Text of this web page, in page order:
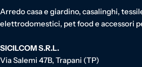
Arredo casa e giardino, casalinghi,
elettrodomestici, pet food e accessori
SICILCOM S.R.L.
Via Salemi 47B, Trapani (TP)